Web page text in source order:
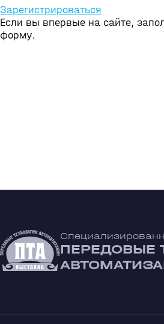
Зарегистрироваться
Если вы впервые на сайте,
форму.
ПЕРЕДОВЫЕ